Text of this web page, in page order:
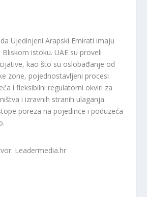
Ujedinjeni Arapski Emirati imaju
istoku. UAE su proveli
kao što su oslobađanje od
zone, pojednostavljeni procesi
i fleksibilni regulatorni okviri za
i izravnih stranih ulaganja.
poreza na pojedince i poduzeća
Leadermedia.hr